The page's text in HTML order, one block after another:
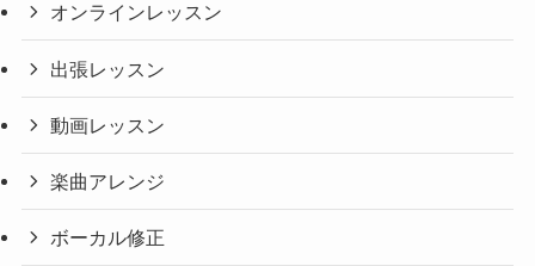
オンラインレッスン
出張レッスン
動画レッスン
楽曲アレンジ
ボーカル修正